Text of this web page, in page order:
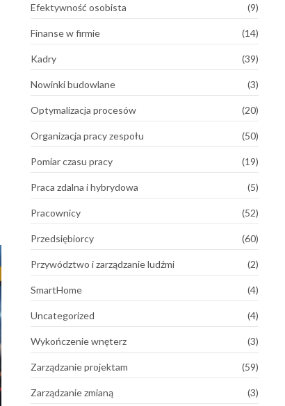
Efektywność osobista (9)
Finanse w firmie (14)
Kadry (39)
Nowinki budowlane (3)
Optymalizacja procesów (20)
Organizacja pracy zespołu (50)
Pomiar czasu pracy (19)
Praca zdalna i hybrydowa (5)
Pracownicy (52)
Przedsiębiorcy (60)
Przywództwo i zarządzanie ludźmi (2)
SmartHome (4)
Uncategorized (4)
Wykończenie wnęterz (3)
Zarządzanie projektam (59)
Zarządzanie zmianą (3)